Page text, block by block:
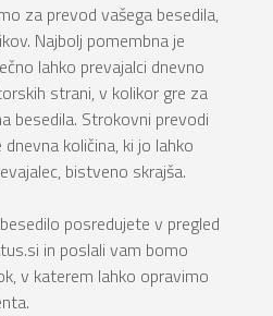
za prevod vašega besedila,
Najbolj pomembna je
lahko prevajalci dnevno
strani, v kolikor gre za
besedila. Strokovni prevodi
količina, ki jo lahko
bistveno skrajša.
posredujete v pregled
in poslali vam bomo
v katerem lahko opravimo